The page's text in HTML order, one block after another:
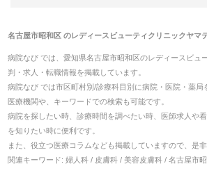
名古屋市昭和区 のレディースビューティクリニックヤマ
病院なび では、 愛知県名古屋市昭和区のレディースビュ
判・求人・転職情報を掲載しています。
病院なび では市区町村別/診療科目別に病院・医院・薬局
医療機関や、キーワードでの検索も可能です。
病院を探したい時、診療時間を調べたい時、医師求人や
を知りたい時に便利です。
また、役立つ医療コラムなども掲載していますので、是
関連キーワード: 婦人科 / 皮膚科 / 美容皮膚科 / 名古屋市